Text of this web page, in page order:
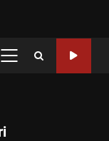
PRIMARY